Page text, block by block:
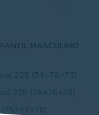
MASCULINO
225 (74+76+75)
228 (76+76+76)
(75+77+78)